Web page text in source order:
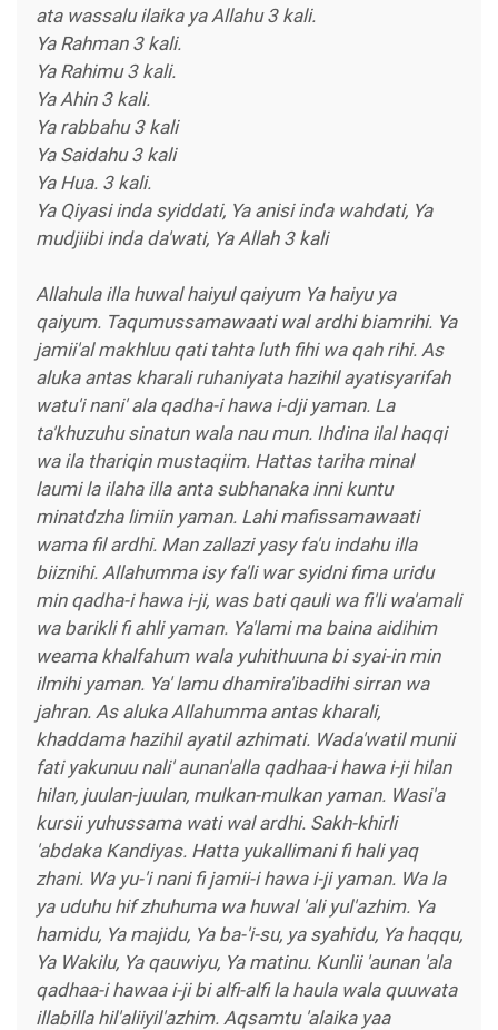
ata wassalu ilaika ya Allahu 3 kali.
Ya Rahman 3 kali.
Ya Rahimu 3 kali.
Ya Ahin 3 kali.
Ya rabbahu 3 kali
Ya Saidahu 3 kali
Ya Hua. 3 kali.
Ya Qiyasi inda syiddati, Ya anisi inda wahdati, Ya
mudjiibi inda da'wati, Ya Allah 3 kali
Allahula illa huwal haiyul qaiyum Ya haiyu ya
qaiyum. Taqumussamawaati wal ardhi biamrihi. Ya
jamii'al makhluu qati tahta luth fihi wa qah rihi. As
aluka antas kharali ruhaniyata hazihil ayatisyarifah
watu'i nani' ala qadha-i hawa i-dji yaman. La
ta'khuzuhu sinatun wala nau mun. Ihdina ilal haqqi
wa ila thariqin mustaqiim. Hattas tariha minal
laumi la ilaha illa anta subhanaka inni kuntu
minatdzha limiin yaman. Lahi mafissamawaati
wama fil ardhi. Man zallazi yasy fa'u indahu illa
biiznihi. Allahumma isy fa'li war syidni fima uridu
min qadha-i hawa i-ji, was bati qauli wa fi'li wa'amali
wa barikli fi ahli yaman. Ya'lami ma baina aidihim
weama khalfahum wala yuhithuuna bi syai-in min
ilmihi yaman. Ya' lamu dhamira'ibadihi sirran wa
jahran. As aluka Allahumma antas kharali,
khaddama hazihil ayatil azhimati. Wada'watil munii
fati yakunuu nali' aunan'alla qadhaa-i hawa i-ji hilan
hilan, juulan-juulan, mulkan-mulkan yaman. Wasi'a
kursii yuhussama wati wal ardhi. Sakh-khirli
'abdaka Kandiyas. Hatta yukallimani fi hali yaq
zhani. Wa yu-'i nani fi jamii-i hawa i-ji yaman. Wa la
ya uduhu hif zhuhuma wa huwal 'ali yul'azhim. Ya
hamidu, Ya majidu, Ya ba-'i-su, ya syahidu, Ya haqqu,
Ya Wakilu, Ya qauwiyu, Ya matinu. Kunlii 'aunan 'ala
qadhaa-i hawaa i-ji bi alfi-alfi la haula wala quuwata
illabilla hil'aliiyil'azhim. Aqsamtu 'alaika yaa